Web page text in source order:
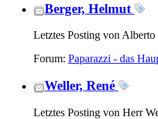
Berger, Helmut
Letztes Posting von
Forum: Paparazzi - das
Weller, René
Letztes Posting von Herr